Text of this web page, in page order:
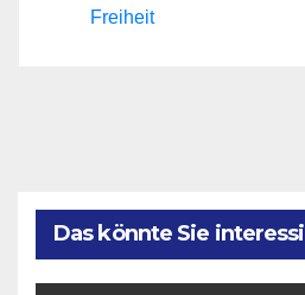
Freiheit
Das könnte Sie